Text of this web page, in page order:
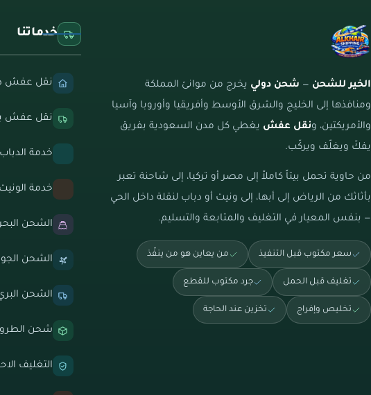
الخير للشحن — شحن دولي يخرج من موانئ المملكة
ومنافذها إلى الخليج والشرق الأوسط وأفريقيا وأوروبا وآسيا
والأمريكتين، ونقل عفش يغطي كل مدن السعودية بفريق
يفكّ ويغلّف ويركّب.
من حاوية تحمل بيتاً كاملاً إلى مصر أو تركيا، إلى شاحنة تعبر
بأثاثك من الرياض إلى أبها، إلى ونيت أو دباب لنقلة داخل الحي
— بنفس المعيار في التغليف والمتابعة والتسليم.
سعر مكتوب قبل التنفيذ من يعاين هو من ينفّذ
تغليف قبل الحمل جرد مكتوب للقطع
تخليص وإفراج تخزين عند الحاجة
خدماتنا
نقل عفش
نقل عفش
خدمة الدباب
خدمة الونيت
الشحن
الشحن
الشحن
شحن
التغليف